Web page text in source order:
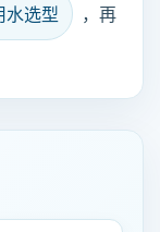
水选型
，再